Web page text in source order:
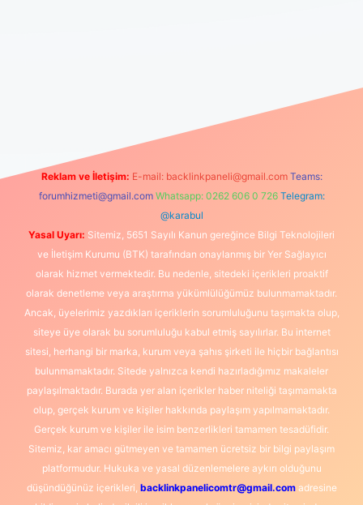
Reklam ve İletişim: E-mail: backlinkpaneli@gmail.com Teams:
forumhizmeti@gmail.com Whatsapp: 0262 606 0 726 Telegram:
@karabul
Yasal Uyarı: Sitemiz, 5651 Sayılı Kanun gereğince Bilgi Teknolojileri
ve İletişim Kurumu (BTK) tarafından onaylanmış bir Yer Sağlayıcı
olarak hizmet vermektedir. Bu nedenle, sitedeki içerikleri proaktif
olarak denetleme veya araştırma yükümlülüğümüz bulunmamaktadır.
Ancak, üyelerimiz yazdıkları içeriklerin sorumluluğunu taşımakta olup,
siteye üye olarak bu sorumluluğu kabul etmiş sayılırlar. Bu internet
sitesi, herhangi bir marka, kurum veya şahıs şirketi ile hiçbir bağlantısı
bulunmamaktadır. Sitede yalnızca kendi hazırladığımız makaleler
paylaşılmaktadır. Burada yer alan içerikler haber niteliği taşımamakta
olup, gerçek kurum ve kişiler hakkında paylaşım yapılmamaktadır.
Gerçek kurum ve kişiler ile isim benzerlikleri tamamen tesadüfidir.
Sitemiz, kar amacı gütmeyen ve tamamen ücretsiz bir bilgi paylaşım
platformudur. Hukuka ve yasal düzenlemelere aykırı olduğunu
düşündüğünüz içerikleri, backlinkpanelicomtr@gmail.comadresine